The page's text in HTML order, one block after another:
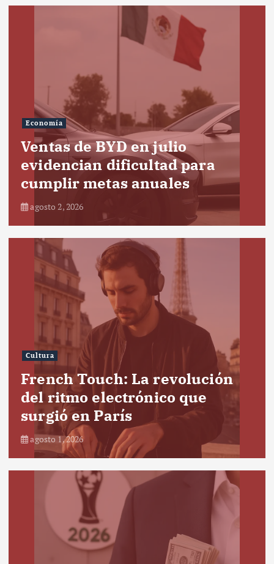
Economía
Ventas de BYD en julio
evidencian dificultad para
cumplir metas anuales
agosto 2, 2026
Cultura
French Touch: La revolución
del ritmo electrónico que
surgió en París
agosto 1, 2026